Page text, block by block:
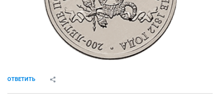
ОТВЕТИТЬ